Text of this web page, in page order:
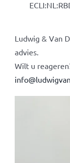
Ludwig & Van
advies.
Wilt u